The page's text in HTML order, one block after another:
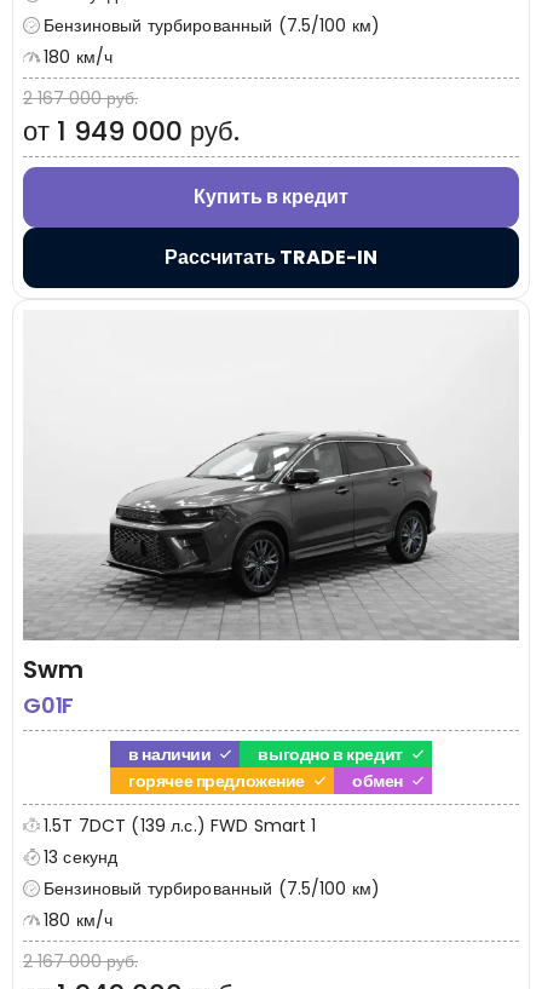
Бензиновый турбированный (7.5/100 км)
180 км/ч
2 167 000 руб.
от 1 949 000 руб.
Купить в кредит
Рассчитать TRADE-IN
Swm
G01F
в наличии
выгодно в кредит
горячее предложение
обмен
1.5T 7DCT (139 л.с.) FWD Smart 1
13 секунд
Бензиновый турбированный (7.5/100 км)
180 км/ч
2 167 000 руб.